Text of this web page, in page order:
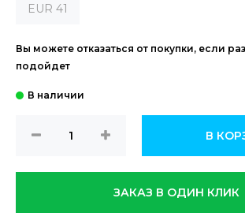
EUR 41
Вы можете отказаться от покупки, если
подойдет
В
ЗАКАЗ В ОДИН КЛИК